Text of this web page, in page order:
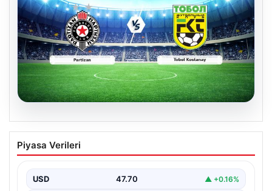
06.08.2026
CANLI | Partizan – Tobol Kostanay Canlı
Maç Anlatımı
Piyasa Verileri
USD 47.70 ▲ +0.16%